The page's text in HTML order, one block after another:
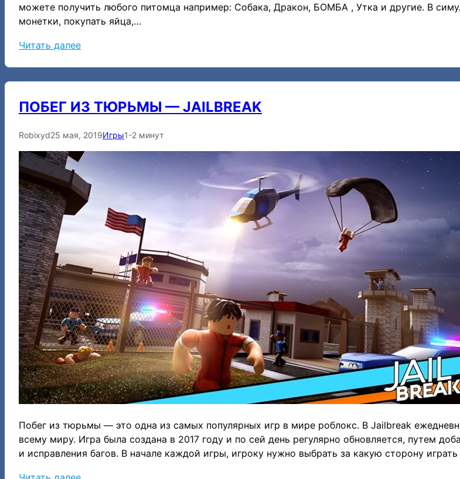
можете получить любого питомца например: Собака, Дракон, БОМБА , Утка и другие. В
монетки, покупать яйца,…
Читать далее:
у
я
т
р
п
о
м
ц
е
в
Х
в
Р
о
б
о
к
с
ПОБЕГ ИЗ ТЮРЬМЫ — JAILBREAK
Robixyd25 мая, 2019Игры1-2 минут
Побег из тюрьмы — это одна из самых популярных игр в мире роблокс. В Jailbreak
всему миру. Игра была создана в 2017 году и по сей день регулярно обновляется, путем
и исправления багов. В начале каждой игры, игроку нужно выбрать за какую сторону